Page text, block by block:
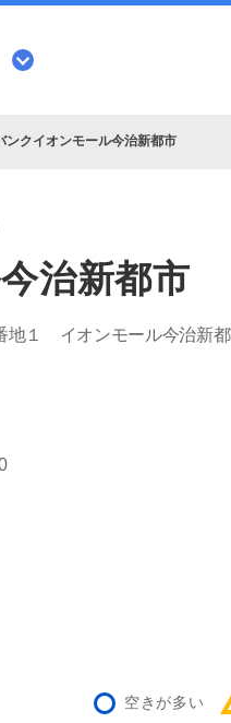
ンクイオンモール今治新都市
治新都市
地１ イオンモール今治新
空きが多い